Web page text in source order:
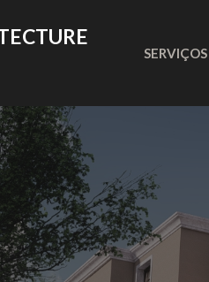
SERVIÇOS